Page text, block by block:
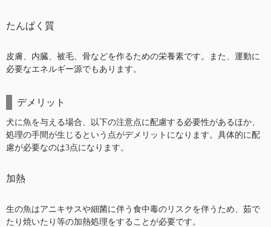
たんぱく質
皮膚、内臓、被毛、骨などを作るための栄養素です。また、運動に
必要なエネルギー源でもあります。
デメリット
犬に魚を与える場合、以下の注意点に配慮する必要性があるほか、
処理の手間が生じるという点がデメリットになります。具体的に配
慮が必要なのは3点になります。
加熱
生の魚はアニキサスや細菌に伴う食中毒のリスクを伴うため、茹で
たり焼いたり等の加熱処理をすることが必要です。